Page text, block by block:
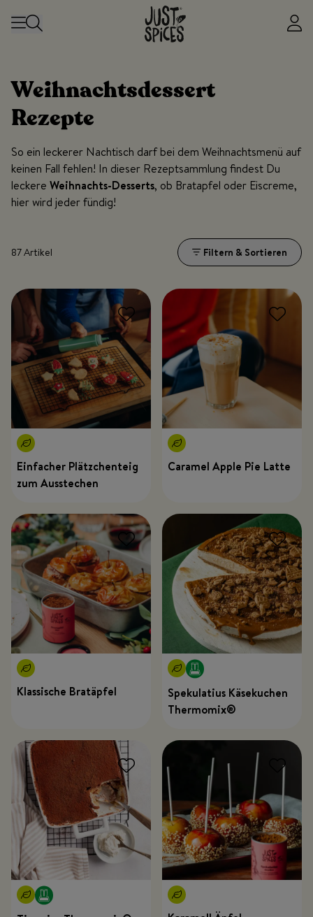
Weihnachtsdessert
Rezepte
So ein leckerer Nachtisch darf bei dem Weihnachtsmenü auf
keinen Fall fehlen! In dieser Rezeptsammlung findest Du
leckere Weihnachts-Desserts, ob Bratapfel oder Eiscreme,
hier wird jeder fündig!
87 Artikel Filtern & Sortieren
Einfacher Plätzchenteig
zum Ausstechen
Caramel Apple Pie Latte
Klassische Bratäpfel
Spekulatius Käsekuchen
Thermomix®